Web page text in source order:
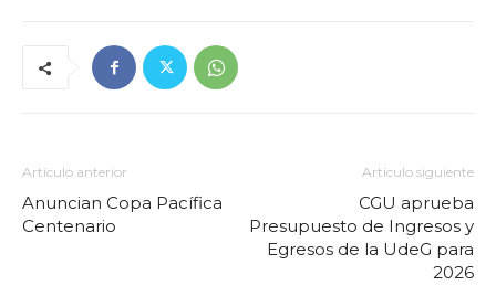
Artículo anterior
Anuncian Copa Pacífica
Centenario
Artículo siguiente
CGU aprueba
Presupuesto de Ingresos y
Egresos de la UdeG para
2026